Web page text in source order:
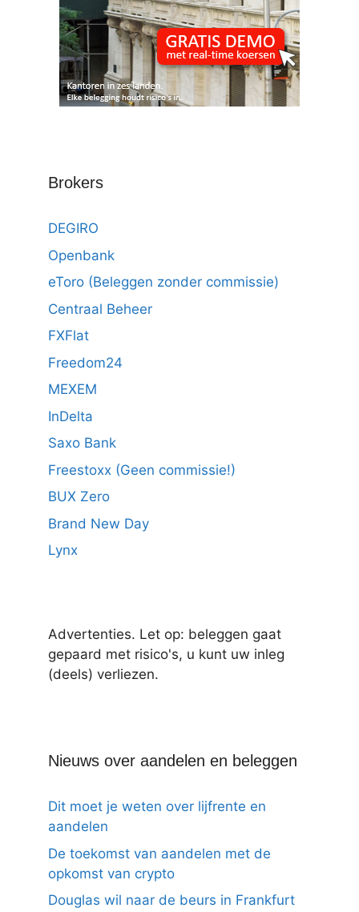
Brokers
DEGIRO
Openbank
eToro (Beleggen zonder commissie)
Centraal Beheer
FXFlat
Freedom24
MEXEM
InDelta
Saxo Bank
Freestoxx (Geen commissie!)
BUX Zero
Brand New Day
Lynx
Advertenties. Let op: beleggen gaat
gepaard met risico's, u kunt uw inleg
(deels) verliezen.
Nieuws over aandelen en beleggen
Dit moet je weten over lijfrente en
aandelen
De toekomst van aandelen met de
opkomst van crypto
Douglas wil naar de beurs in Frankfurt